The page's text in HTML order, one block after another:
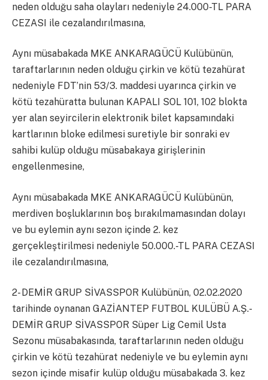
neden olduğu saha olayları nedeniyle 24.000-TL PARA
CEZASI ile cezalandırılmasına,
Aynı müsabakada MKE ANKARAGÜCÜ Kulübünün,
taraftarlarının neden olduğu çirkin ve kötü tezahürat
nedeniyle FDT’nin 53/3. maddesi uyarınca çirkin ve
kötü tezahüratta bulunan KAPALI SOL 101, 102 blokta
yer alan seyircilerin elektronik bilet kapsamındaki
kartlarının bloke edilmesi suretiyle bir sonraki ev
sahibi kulüp olduğu müsabakaya girişlerinin
engellenmesine,
Aynı müsabakada MKE ANKARAGÜCÜ Kulübünün,
merdiven boşluklarının boş bırakılmamasından dolayı
ve bu eylemin aynı sezon içinde 2. kez
gerçekleştirilmesi nedeniyle 50.000.-TL PARA CEZASI
ile cezalandırılmasına,
2- DEMİR GRUP SİVASSPOR Kulübünün, 02.02.2020
tarihinde oynanan GAZİANTEP FUTBOL KULÜBÜ A.Ş.-
DEMİR GRUP SİVASSPOR Süper Lig Cemil Usta
Sezonu müsabakasında, taraftarlarının neden olduğu
çirkin ve kötü tezahürat nedeniyle ve bu eylemin aynı
sezon içinde misafir kulüp olduğu müsabakada 3. kez